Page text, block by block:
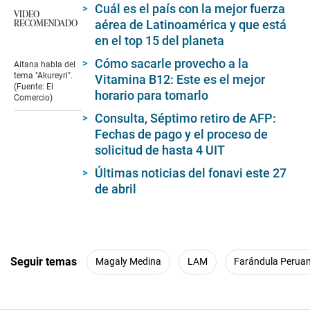
VIDEO
RECOMENDADO
Aitana habla del
tema "Akureyri".
(Fuente: El
Comercio)
Cuál es el país con la mejor fuerza
aérea de Latinoamérica y que está
en el top 15 del planeta
Cómo sacarle provecho a la
Vitamina B12: Este es el mejor
horario para tomarlo
Consulta, Séptimo retiro de AFP:
Fechas de pago y el proceso de
solicitud de hasta 4 UIT
Últimas noticias del fonavi este 27
de abril
Seguir temas Magaly Medina LAM Farándula